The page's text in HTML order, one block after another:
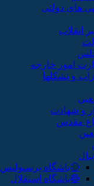
های دولتی
انقلاب
امور خارجه
و تشکلها
و شهادت
مقدس
🔴باشگاه پرسپولیس
🔵باشگاه استقلال